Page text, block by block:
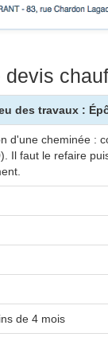
des travaux :
d'une cheminée :
Il faut le refaire
de 4 mois